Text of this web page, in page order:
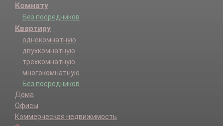
Комнату
Без посредников
Квартиру
однокомнатную
двухкомнатную
трехкомнатную
многокомнатную
Без посредников
Дома
Офисы
Коммерческая недвижимость